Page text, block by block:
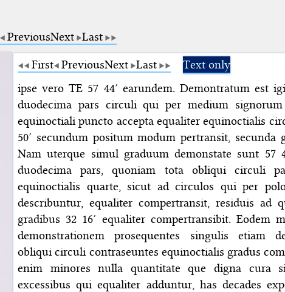
PreviousNext Last
First PreviousNext Last
Text only
ipse vero TE 57 44′ earundem. Demontratum est
duodecima pars circuli qui per medium
equinoctiali puncto accepta equaliter equinoctialis
50′ secundum positum modum pertransit, secunda
Nam uterque simul graduum demonstate sunt 57
duodecima pars, quoniam tota obliqui circuli
equinoctialis quarte, sicut ad circulos qui per
describuntur, equaliter compertransit, residuis ad
gradibus 32 16′ equaliter compertransibit. Eodem
demonstrationem prosequentes singulis etiam
obliqui circuli contraseuntes equinoctialis gradus
enim minores nulla quantitate que digna cura
excessibus qui equaliter adduntur, has decades